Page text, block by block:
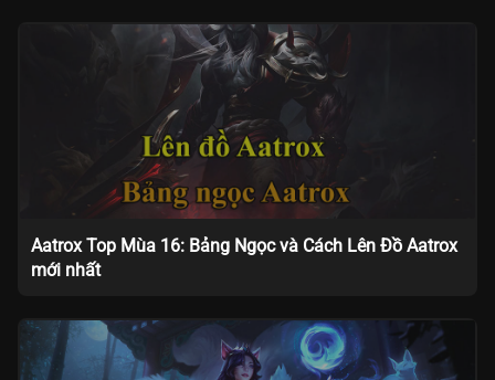
Aatrox Top Mùa 16: Bảng Ngọc và Cách Lên Đồ Aatrox
mới nhất